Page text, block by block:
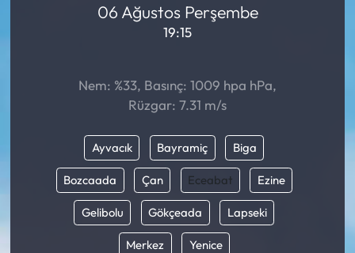
06 Ağustos Perşembe
19:15
Nem: %33, Basınç: 1009 hpa hPa,
Rüzgar: 7.31 m/s
Ayvacık Bayramiç Biga
Bozcaada Çan Eceabat Ezine
Gelibolu Gökçeada Lapseki
Merkez Yenice